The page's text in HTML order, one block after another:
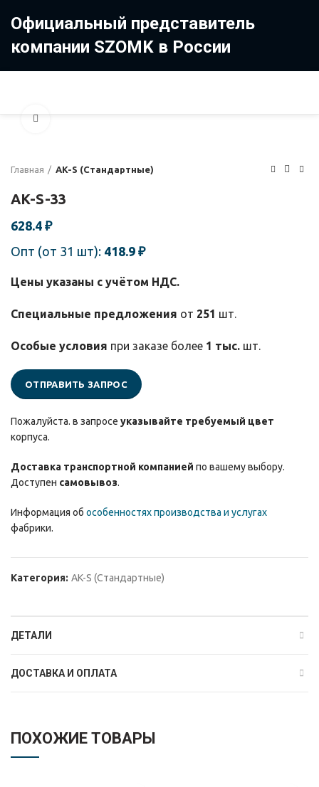
Официальный представитель
компании SZOMK в России
Главная AK-S (Стандартные)
AK-S-33
628.4 ₽
Опт (от 31 шт): 418.9 ₽
Цены указаны с учётом НДС.
Специальные предложения от 251 шт.
Особые условия при заказе более 1 тыс. шт.
ОТПРАВИТЬ ЗАПРОС
Пожалуйста. в запросе указывайте требуемый цвет
корпуса.
Доставка транспортной компанией по вашему выбору.
Доступен самовывоз.
Информация об особенностях производства и услугах
фабрики.
Категория: AK-S (Стандартные)
ДЕТАЛИ
ДОСТАВКА И ОПЛАТА
ПОХОЖИЕ ТОВАРЫ